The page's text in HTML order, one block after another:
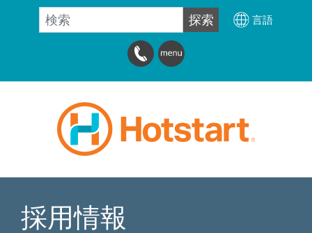
検索 探索 言語
採用情報